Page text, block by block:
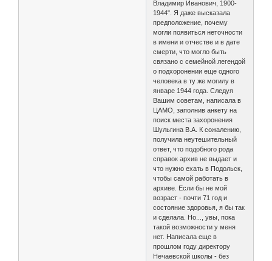
Владимир Иванович, 1900-
1944". Я даже высказала
предположение, почему
могли появиться неточности
в имени и отчестве и в дате
смерти, что могло быть
связано с семейной легендой
о подхоронении еще одного
человека в ту же могилу в
январе 1944 года. Следуя
Вашим советам, написала в
ЦАМО, заполнив анкету на
поиск места захоронения
Шульгина В.А. К сожалению,
получила неутешительный
ответ, что подобного рода
справок архив не выдает и
что нужно ехать в Подольск,
чтобы самой работать в
архиве. Если бы не мой
возраст - почти 71 год и
состояние здоровья, я бы так
и сделала. Но..., увы, пока
такой возможности у меня
нет. Написала еще в
прошлом году директору
Нечаевской школы - без